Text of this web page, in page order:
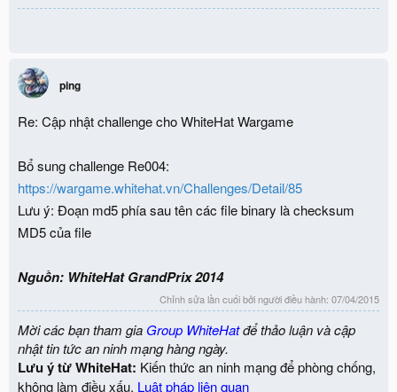
ping
Re: Cập nhật challenge cho WhiteHat Wargame
Bổ sung challenge Re004:
https://wargame.whitehat.vn/Challenges/Detail/85
Lưu ý: Đoạn md5 phía sau tên các file binary là checksum
MD5 của file
Nguồn: WhiteHat GrandPrix 2014
Chỉnh sửa lần cuối bởi người điều hành: 07/04/2015
Mời các bạn tham gia Group WhiteHatđể thảo luận và cập
nhật tin tức an ninh mạng hàng ngày.
Lưu ý từ WhiteHat: Kiến thức an ninh mạng để phòng chống,
không làm điều xấu. Luật pháp liên quan